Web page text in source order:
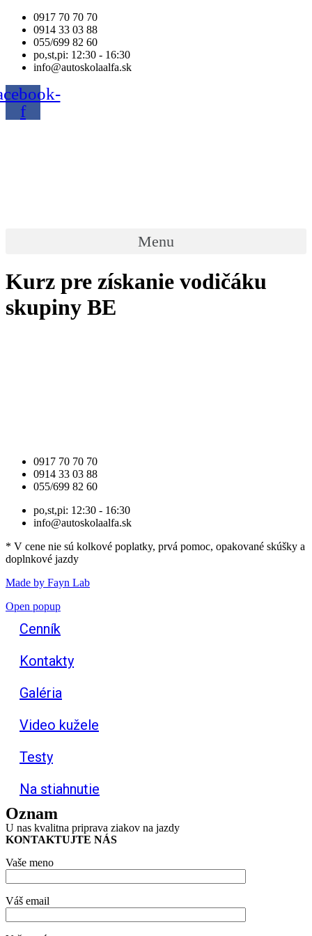
Preskočiť
obsah
0917 70 70 70
0914 33 03 88
055/699 82 60
po,st,pi: 12:30 - 16:30
info@autoskolaalfa.sk
f
Menu
Kurz pre získanie vodičáku
skupiny BE
0917 70 70 70
0914 33 03 88
055/699 82 60
po,st,pi: 12:30 - 16:30
info@autoskolaalfa.sk
* V cene nie sú kolkové poplatky, prvá pomoc, opakované skúšky a
doplnkové jazdy
Made by Fayn Lab
Open popup
Cenník
Kontakty
Galéria
Video kužele
Testy
Na stiahnutie
Oznam
U nas kvalitna priprava ziakov na jazdy
KONTAKTUJTE NÁS
Vaše meno
Váš email